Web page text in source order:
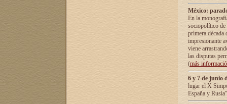
México:
En la
sociopolítico de
primera década
impresionante
viene
las disputas
(más
6 y 7 de junio
lugar el X
España y